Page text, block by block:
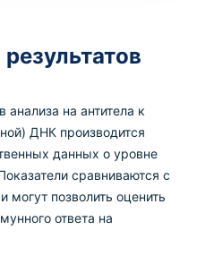
анализа на антитела к
ДНК производится
данных о уровне
сравниваются с
позволить оценить
ответа на